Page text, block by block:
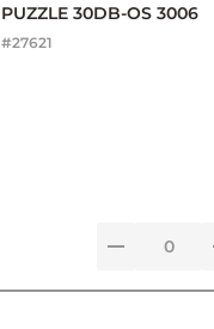
PUZZLE 30DB-OS 3006
#27621